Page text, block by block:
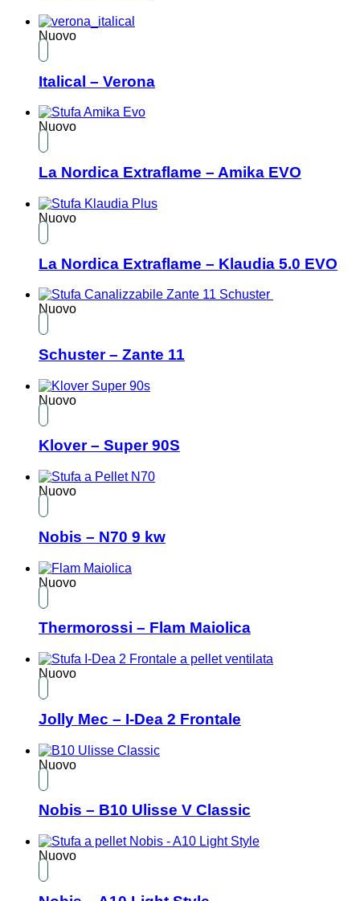
Nuovo
Italical – Verona
Nuovo
La Nordica Extraflame – Amika EVO
Nuovo
La Nordica Extraflame – Klaudia 5.0 EVO
Nuovo
Schuster – Zante 11
Nuovo
Klover – Super 90S
Nuovo
Nobis – N70 9 kw
Nuovo
Thermorossi – Flam Maiolica
Nuovo
Jolly Mec – I-Dea 2 Frontale
Nuovo
Nobis – B10 Ulisse V Classic
Nuovo